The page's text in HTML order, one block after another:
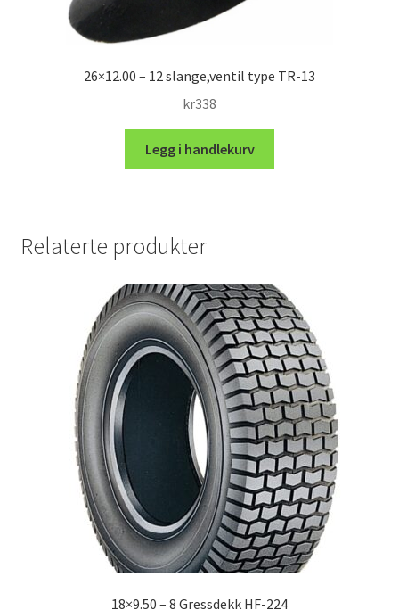
26×12.00 – 12 slange,ventil type TR-13
kr338
Legg i handlekurv
Relaterte produkter
18×9.50 – 8 Gressdekk HF-224